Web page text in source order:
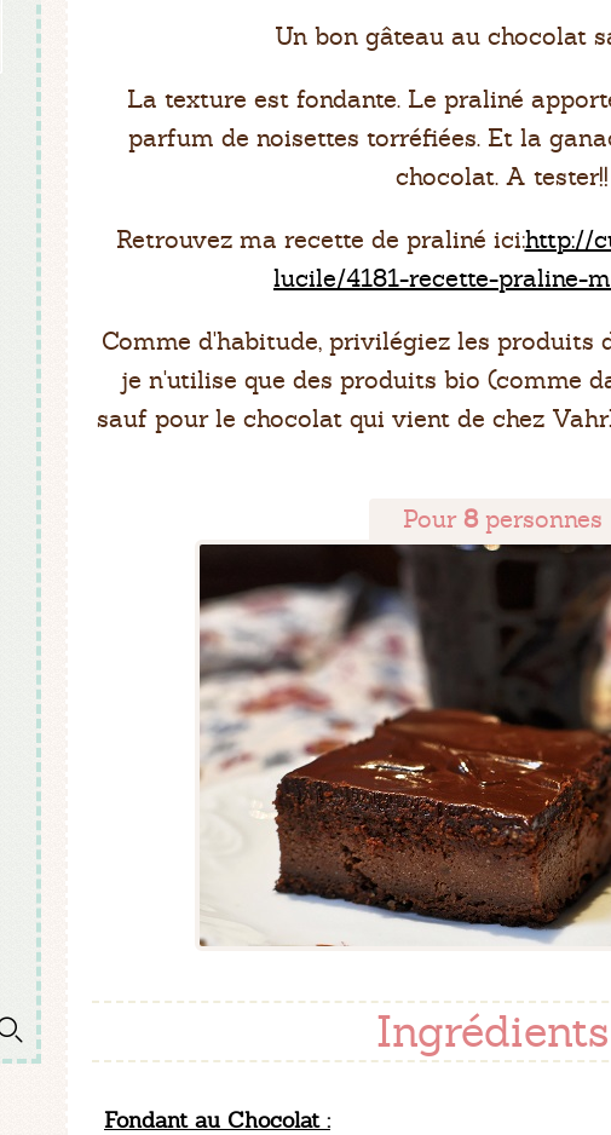
Un bon gâteau au chocolat
La texture est fondante. Le praliné
parfum de noisettes torréfiées. Et la
chocolat. A tester!!
Retrouvez ma recette de praliné ici:http://
lucile/4181-recette-praline-
Comme d'habitude, privilégiez les produits
je n'utilise que des produits bio (comme
sauf pour le chocolat qui vient de chez
Pour 8personnes
Fondant au Chocolat